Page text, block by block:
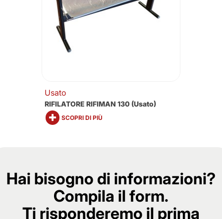
Usato
RIFILATORE RIFIMAN 130 (usato)
SCOPRI DI PIÙ
Hai bisogno di informazioni?
Compila il form.
Ti risponderemo il prima